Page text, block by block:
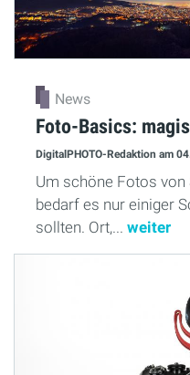
News
Foto-Basics:
DigitalPHOTO-Redaktion am
Um schöne Fotos von
bedarf es nur einiger
sollten. Ort,... weiter